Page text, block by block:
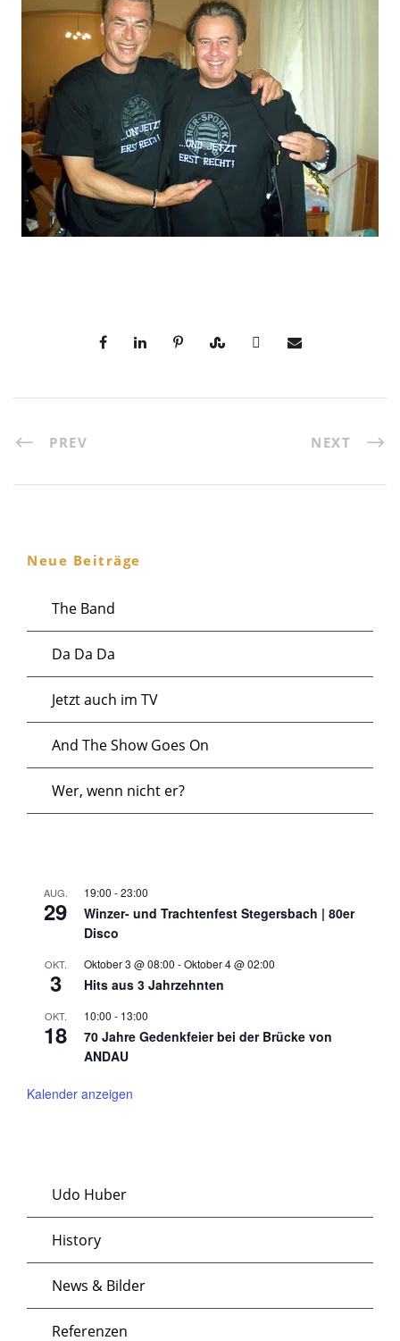
PREV NEXT
Neue Beiträge
The Band
Da Da Da
Jetzt auch im TV
And The Show Goes On
Wer, wenn nicht er?
AUG.
29
19:00 -23:00
Winzer- und Trachtenfest Stegersbach | 80er
Disco
OKT.
3
Oktober 3 @ 08:00 -Oktober 4 @ 02:00
Hits aus 3 Jahrzehnten
OKT.
18
10:00 - 13:00
70 Jahre Gedenkfeier bei der Brücke von
ANDAU
Kalender anzeigen
Udo Huber
History
News & Bilder
Referenzen